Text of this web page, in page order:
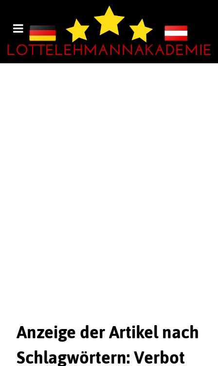
Anzeige der Artikel nach
Schlagwörtern: Verbot